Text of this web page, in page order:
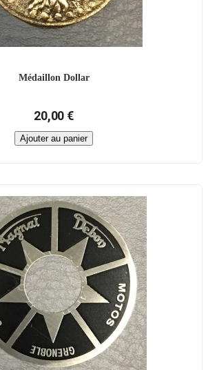
Médaillon Dollar
20,00 €
Ajouter au panier